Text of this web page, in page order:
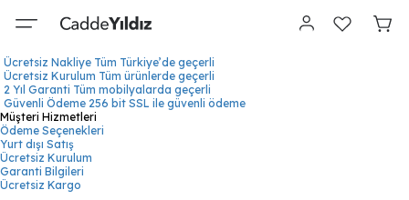
Ücretsiz Nakliye Tüm Türkiye’de geçerli
Ücretsiz Kurulum Tüm ürünlerde geçerli
2 Yıl Garanti Tüm mobilyalarda geçerli
Güvenli Ödeme 256 bit SSL ile güvenli ödeme
Müşteri Hizmetleri
Ödeme Seçenekleri
Yurt dışı Satış
Ücretsiz Kurulum
Garanti Bilgileri
Ücretsiz Kargo